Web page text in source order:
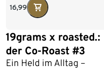
16,99
19grams x roasted.:
der Co-Roast #3
Ein Held im Alltag –